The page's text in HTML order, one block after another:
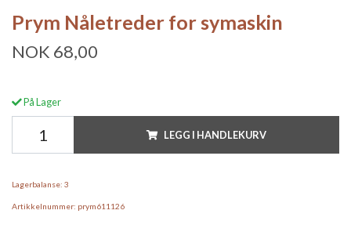
Prym Nåletreder for symaskin
NOK 68,00
På Lager
LEGG I HANDLEKURV
Lagerbalanse: 3
Artikkelnummer: prym611126